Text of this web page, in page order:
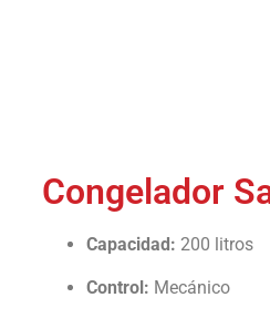
Congelador
Capacidad: 200 litros
Control: Mecánico